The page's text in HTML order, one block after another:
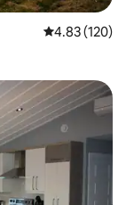
Calificación
4.83 (120)